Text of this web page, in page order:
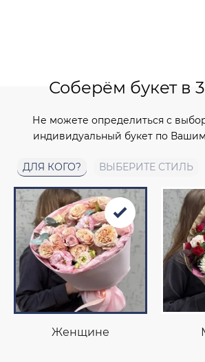
Соберём букет в
Не можете определиться с
индивидуальный букет по
ДЛЯ КОГО? ВЫБЕРИТЕ СТИЛЬ
Женщине